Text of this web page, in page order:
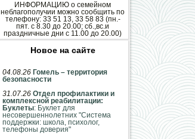
ИНФОРМАЦИЮ о семейном
неблагополучии можно сообщить по
телефону: 33 51 13, 33 58 83 (пн.-
пят. с 8.30 до 20.00; сб.,вс.и
праздничные дни с 11.00 до 20.00)
Новое на сайте
04.08.26 Гомель – территория
безопасности
31.07.26 Отдел профилактики и
комплексной реабилитации:
Буклеты: Буклет для
несовершеннолетних "Система
поддержки: школа, психолог,
телефоны доверия"